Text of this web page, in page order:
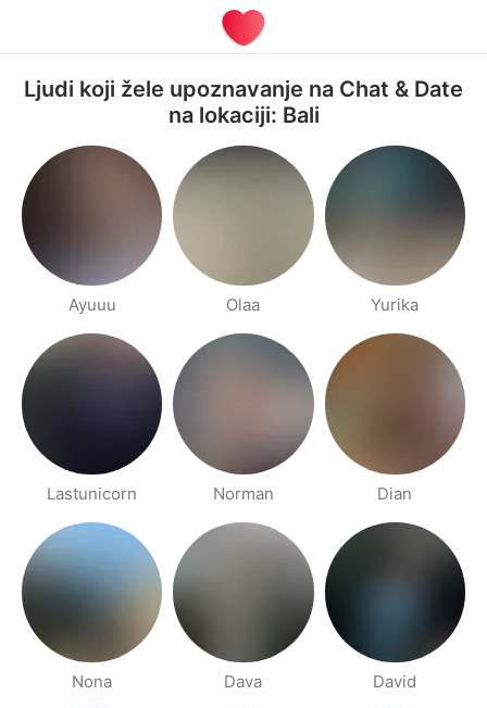
Ljudi koji žele upoznavanje na Chat & Date
na lokaciji: Bali
Ayuuu Olaa Yurika
Lastunicorn Norman Dian
Nona Dava David